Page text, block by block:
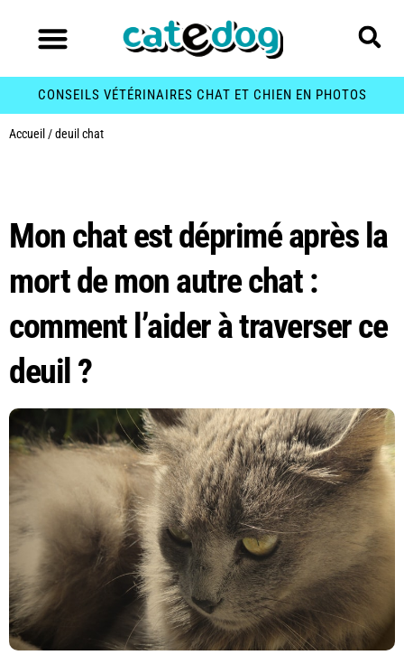
CONSEILS VÉTÉRINAIRES CHAT ET CHIEN EN PHOTOS
Accueil /deuil chat
Mon chat est déprimé après la
mort de mon autre chat :
comment l’aider à traverser ce
deuil ?